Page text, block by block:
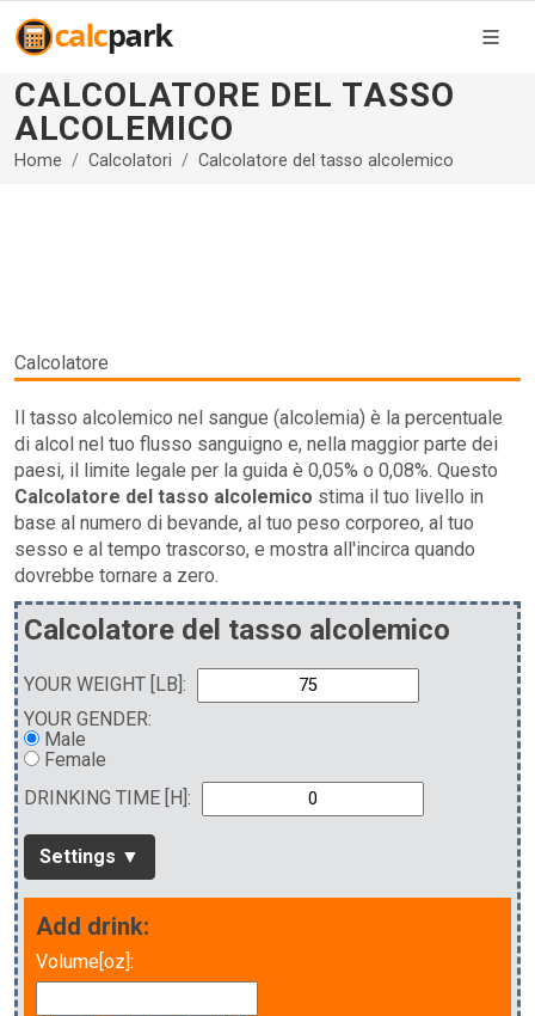
CALCOLATORE DEL TASSO
ALCOLEMICO
Home Calcolatori Calcolatore del tasso alcolemico
Calcolatore
Il tasso alcolemico nel sangue (alcolemia) è la percentuale
di alcol nel tuo flusso sanguigno e, nella maggior parte dei
paesi, il limite legale per la guida è 0,05% o 0,08%. Questo
Calcolatore del tasso alcolemico stima il tuo livello in
base al numero di bevande, al tuo peso corporeo, al tuo
sesso e al tempo trascorso, e mostra all'incirca quando
dovrebbe tornare a zero.
Calcolatore del tasso alcolemico
YOUR WEIGHT [LB]:
YOUR GENDER:
Male
Female
DRINKING TIME [H]:
Settings ▼
Add drink:
Volume[oz]: